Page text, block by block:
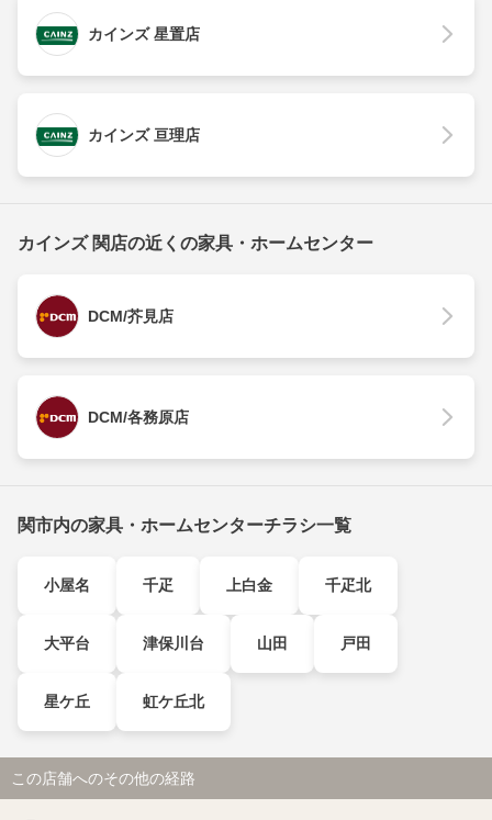
カインズ 星置店
カインズ 亘理店
カインズ 関店の近くの家具・ホームセンター
DCM/芥見店
DCM/各務原店
関市内の家具・ホームセンターチラシ一覧
小屋名 千疋 上白金 千疋北
大平台 津保川台 山田 戸田
星ケ丘 虹ケ丘北
この店舗へのその他の経路